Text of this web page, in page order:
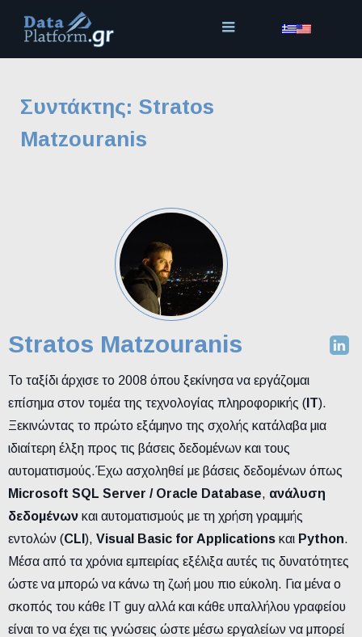
περιεχόμενο
Συντάκτης: Stratos
Matzouranis
Stratos Matzouranis
Το ταξίδι άρχισε το 2008 όπου ξεκίνησα να εργάζομαι
επίσημα στον τομέα της τεχνολογίας πληροφορικής ( IT).
Ξεκινώντας το πρώτο εξάμηνο της σχολής κατάλαβα μια
ιδιαίτερη έλξη προς τις βάσεις δεδομένων και τους
αυτοματισμούς.Έχω ασχοληθεί με βάσεις δεδομένων όπως
Microsoft SQL Server / Oracle Database, ανάλυση
δεδομένων και αυτοματισμούς με τη χρήση γραμμής
εντολών (CLI ), Visual Basic for Applications και Python.
Μέσα από τα χρόνια εμπειρίας εξέλιξα αυτές τις δυνατότητες
ώστε να μπορώ να κάνω τη ζωή μου πιο εύκολη. Για μένα ο
σκοπός του κάθε IT guy αλλά και κάθε υπαλλήλου γραφείου
είναι το να έχει τις γνώσεις ώστε μέσω εργαλείων να μπορεί